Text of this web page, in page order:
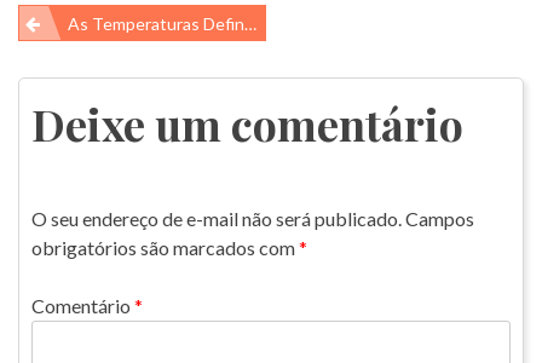
Navegação
de
Post
As Temperaturas Definem O Sexo…
Deixe um comentário
O seu endereço de e-mail não será publicado.Campos
obrigatórios são marcados com*
Comentário *